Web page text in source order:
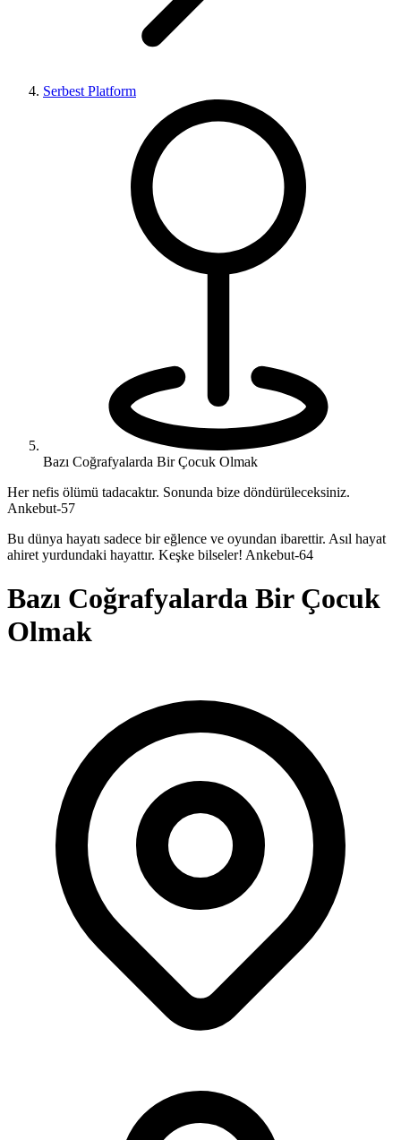
Serbest Platform
Bazı Coğrafyalarda Bir Çocuk Olmak
Her nefis ölümü tadacaktır. Sonunda bize döndürüleceksiniz.
Ankebut-57
Bu dünya hayatı sadece bir eğlence ve oyundan ibarettir. Asıl hayat
ahiret yurdundaki hayattır. Keşke bilseler! Ankebut-64
Bazı Coğrafyalarda Bir Çocuk
Olmak